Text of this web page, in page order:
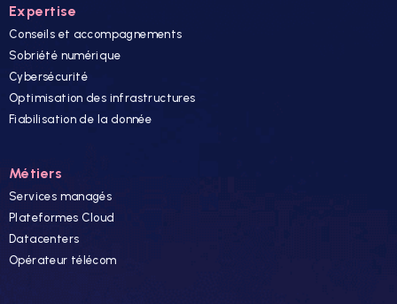
Expertise
Conseils et accompagnements
Sobriété numérique
Cybersécurité
Optimisation des infrastructures
Fiabilisation de la donnée
Métiers
Services managés
Plateformes Cloud
Datacenters
Opérateur télécom